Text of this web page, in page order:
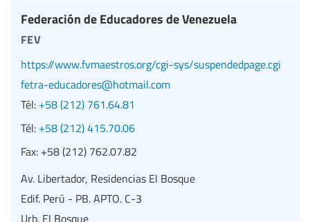
Federación de Educadores de Venezuela
fev
https://www.fvmaestros.org/cgi-sys/suspendedpage.cgi
fetra-educadores@hotmail.com
Tél: +58 (212) 761.64.81
Tél: +58 (212) 415.70.06
Fax: +58 (212) 762.07.82
Av. Libertador, Residencias El Bosque
Edif. Perú - PB. APTO. C-3
Urb. El Bosque